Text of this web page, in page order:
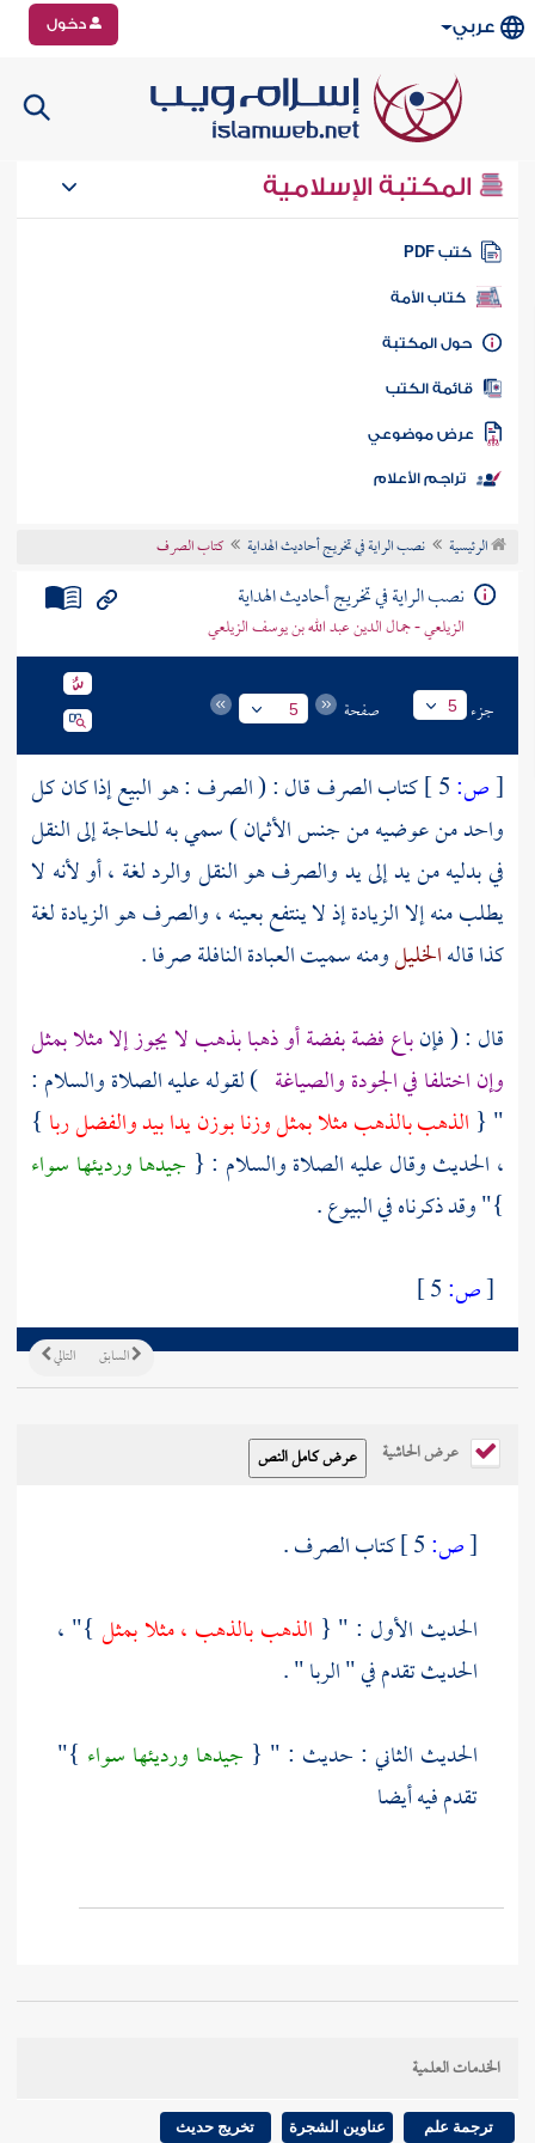
عربي دخول
المكتبة الإسلامية
كتب PDF
كتاب الأمة
المكتبة
الكتب
موضوعي
تراجم الأعلام
الرئيسية نصب الراية في تخريج أحاديث الهداية كتاب الصرف
نصب الراية في تخريج أحاديث الهداية
الزيلعي - جمال الدين عبد الله بن يوسف الزيلعي
جزء 5 صفحة 5
[ص:
كتاب الصرف قال : ( الصرف : هو البيع إذا كان كل
واحد من عوضيه من جنس الأثمان ) سمي به للحاجة إلى النقل
في بدليه من يد إلى يد والصرف هو النقل والرد لغة ، أو لأنه لا
يطلب منه إلا الزيادة إذ لا ينتفع بعينه ، والصرف هو الزيادة لغة
كذا قالهالخليلومنه سميت العبادة النافلة صرفا .
قال : ( فإنباع فضة بفضة أو ذهبا بذهب لا يجوز إلا مثلا بمثل
وإن اختلفا في الجودة والصياغة ) لقوله عليه الصلاة والسلام :
" { الذهب بالذهب مثلا بمثل وزنا بوزن يدا بيد والفضل ربا }
، الحديث وقال عليه الصلاة والسلام : { جيدها ورديئها سواء
}" وقد ذكرناه في البيوع .
[ص:
التالي السابق
عرض الحاشية
[ص:
كتاب الصرف .
الحديث الأول : " { الذهب بالذهب ، مثلا بمثل }" ،
الحديث تقدم في " الربا " .
الحديث الثاني : حديث : " { جيدها ورديئها سواء }"
تقدم فيه أيضا
الخدمات العلمية
ترجمة علم عناوين الشجرة تخريج حديث